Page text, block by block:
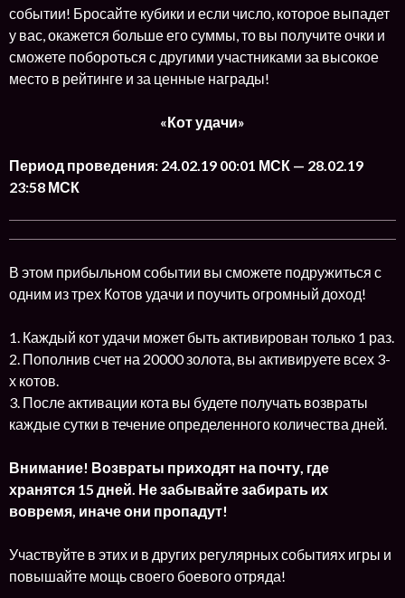
событии! Бросайте кубики и если число, которое выпадет
у вас, окажется больше его суммы, то вы получите очки и
сможете побороться с другими участниками за высокое
место в рейтинге и за ценные награды!
«Кот удачи»
Период проведения: 24.02.19 00:01 МСК — 28.02.19
23:58 МСК
В этом прибыльном событии вы сможете подружиться с
одним из трех Котов удачи и поучить огромный доход!
1. Каждый кот удачи может быть активирован только 1 раз.
2. Пополнив счет на 20000 золота, вы активируете всех 3-
х котов.
3. После активации кота вы будете получать возвраты
каждые сутки в течение определенного количества дней.
Внимание! Возвраты приходят на почту, где
хранятся 15 дней. Не забывайте забирать их
вовремя, иначе они пропадут!
Участвуйте в этих и в других регулярных событиях игры и
повышайте мощь своего боевого отряда!